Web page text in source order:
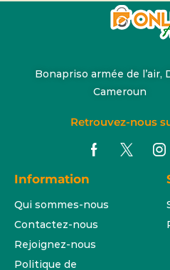
Bonapriso armée de l’air,
Cameroun
Retrouvez-nous
Information
Qui sommes-nous
Contactez-nous
Rejoignez-nous
Politique de